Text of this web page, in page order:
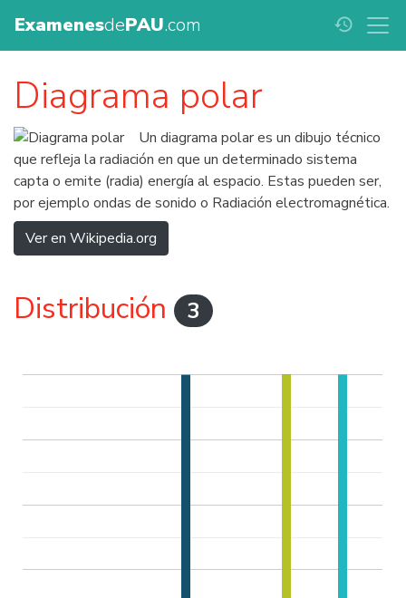
ExamenesdePAU.com history
Diagrama polar
Un diagrama polar es un dibujo técnico
que refleja la radiación en que un determinado sistema
capta o emite (radia) energía al espacio. Estas pueden ser,
por ejemplo ondas de sonido o Radiación electromagnética.
Ver en Wikipedia.org
Distribución 3